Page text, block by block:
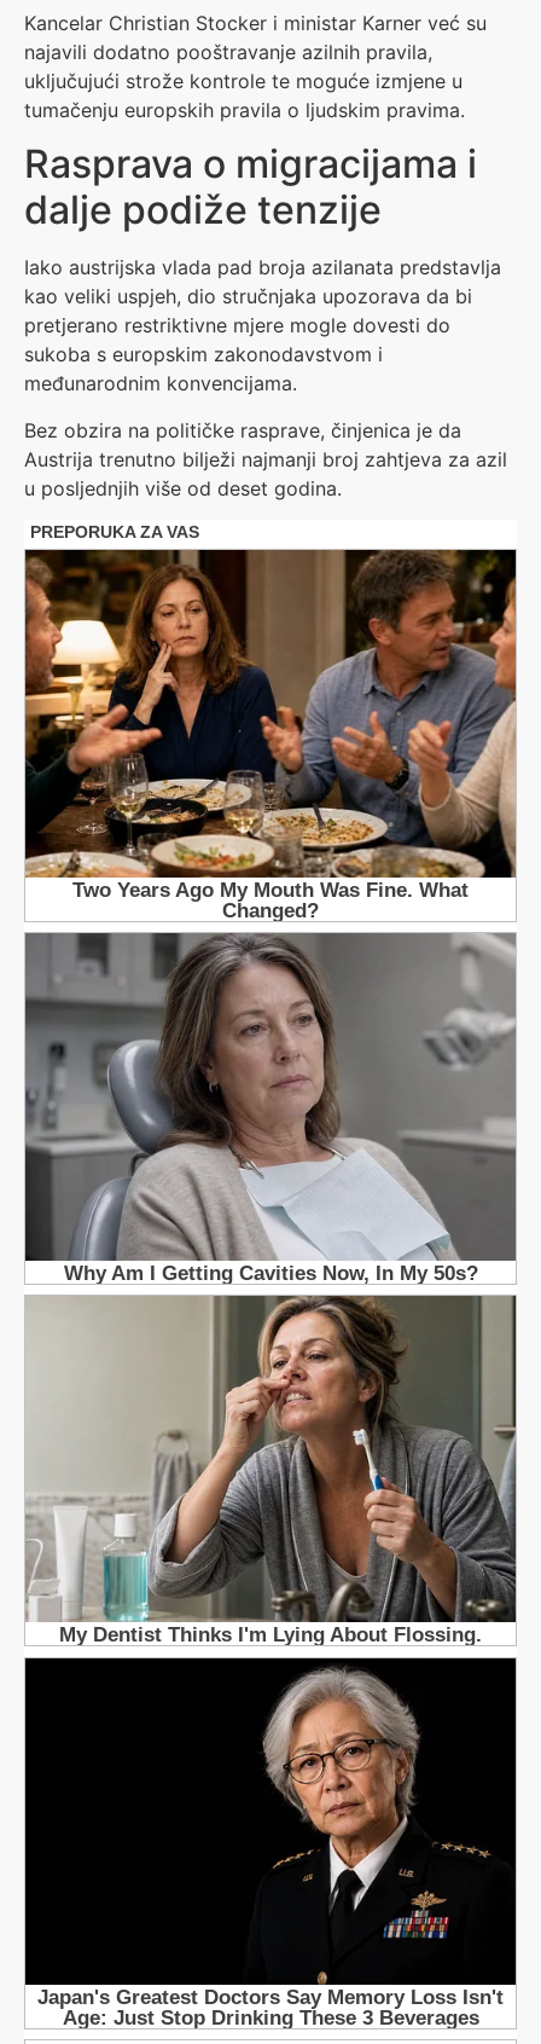
Kancelar Christian Stocker i ministar Karner već su
najavili dodatno pooštravanje azilnih pravila,
uključujući strože kontrole te moguće izmjene u
tumačenju europskih pravila o ljudskim pravima.
Rasprava o migracijama i
dalje podiže tenzije
Iako austrijska vlada pad broja azilanata predstavlja
kao veliki uspjeh, dio stručnjaka upozorava da bi
pretjerano restriktivne mjere mogle dovesti do
sukoba s europskim zakonodavstvom i
međunarodnim konvencijama.
Bez obzira na političke rasprave, činjenica je da
Austrija trenutno bilježi najmanji broj zahtjeva za azil
u posljednjih više od deset godina.